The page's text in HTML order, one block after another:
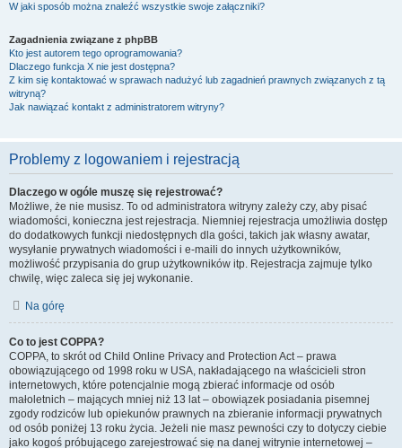
W jaki sposób można znaleźć wszystkie swoje załączniki?
Zagadnienia związane z phpBB
Kto jest autorem tego oprogramowania?
Dlaczego funkcja X nie jest dostępna?
Z kim się kontaktować w sprawach nadużyć lub zagadnień prawnych związanych z tą
witryną?
Jak nawiązać kontakt z administratorem witryny?
Problemy z logowaniem i rejestracją
Dlaczego w ogóle muszę się rejestrować?
Możliwe, że nie musisz. To od administratora witryny zależy czy, aby pisać
wiadomości, konieczna jest rejestracja. Niemniej rejestracja umożliwia dostęp
do dodatkowych funkcji niedostępnych dla gości, takich jak własny awatar,
wysyłanie prywatnych wiadomości i e-maili do innych użytkowników,
możliwość przypisania do grup użytkowników itp. Rejestracja zajmuje tylko
chwilę, więc zaleca się jej wykonanie.
Na górę
Co to jest COPPA?
COPPA, to skrót od Child Online Privacy and Protection Act – prawa
obowiązującego od 1998 roku w USA, nakładającego na właścicieli stron
internetowych, które potencjalnie mogą zbierać informacje od osób
małoletnich – mających mniej niż 13 lat – obowiązek posiadania pisemnej
zgody rodziców lub opiekunów prawnych na zbieranie informacji prywatnych
od osób poniżej 13 roku życia. Jeżeli nie masz pewności czy to dotyczy ciebie
jako kogoś próbującego zarejestrować się na danej witrynie internetowej –